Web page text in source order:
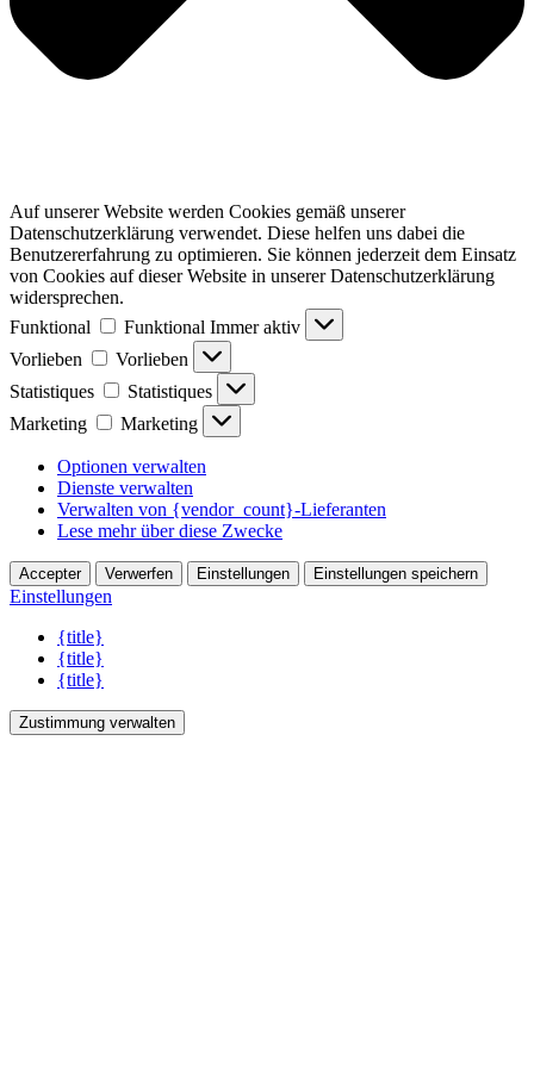
Auf unserer Website werden Cookies gemäß unserer
Datenschutzerklärung verwendet. Diese helfen uns dabei die
Benutzererfahrung zu optimieren. Sie können jederzeit dem Einsatz
von Cookies auf dieser Website in unserer Datenschutzerklärung
widersprechen.
Funktional
Funktional Immer aktiv
Vorlieben
Vorlieben
Statistiques
Statistiques
Marketing
Marketing
Optionen verwalten
Dienste verwalten
Verwalten von {vendor_count}-Lieferanten
Lese mehr über diese Zwecke
Accepter Verwerfen Einstellungen Einstellungen speichern
Einstellungen
{title}
{title}
{title}
Zustimmung verwalten